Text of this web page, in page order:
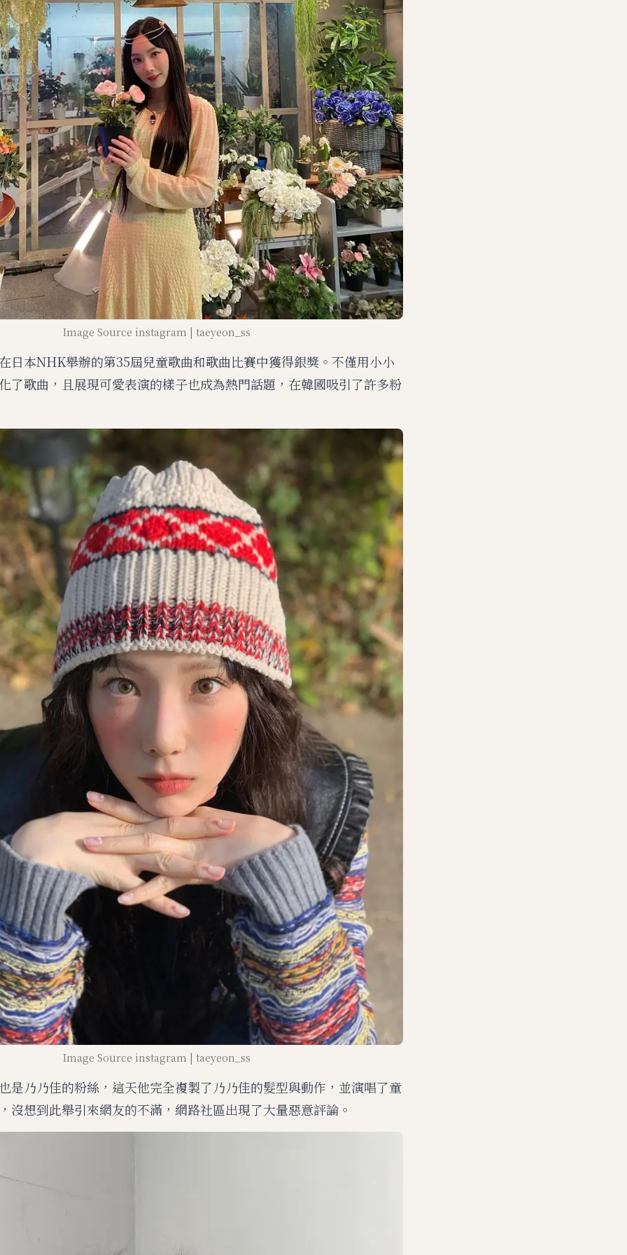
Image Source instagram | taeyeon_ss
日本NHK舉辦的第35屆兒童歌曲和歌曲比賽中獲得銀獎。不僅用小小
了歌曲，且展現可愛表演的樣子也成為熱門話題，在韓國吸引了許多粉
Image Source instagram | taeyeon_ss
是乃乃佳的粉絲，這天他完全複製了乃乃佳的髮型與動作，並演唱了童
沒想到此舉引來網友的不滿，網路社區出現了大量惡意評論。